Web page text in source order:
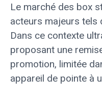
Le marché des box
acteurs majeurs tels
Dans ce contexte
proposant une
promotion, limitée
appareil de pointe à